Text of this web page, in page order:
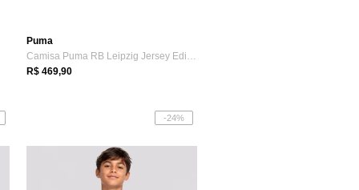
Puma
Camisa Puma RB Leipzig Jersey Edição Esp...
R$ 469,90
-24%